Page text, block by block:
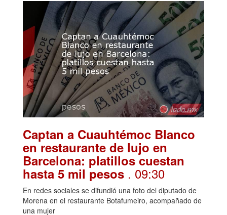
Captan a Cuauhtémoc Blanco
en restaurante de lujo en
Barcelona: platillos cuestan
hasta 5 mil pesos . 09:30
En redes sociales se difundió una foto del diputado de
Morena en el restaurante Botafumeiro, acompañado de
una mujer